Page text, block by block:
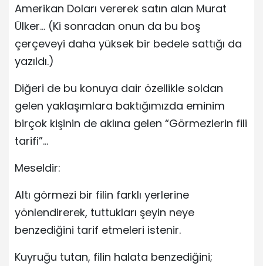
Amerikan Doları vererek satın alan Murat
Ülker… (Ki sonradan onun da bu boş
çerçeveyi daha yüksek bir bedele sattığı da
yazıldı.)
Diğeri de bu konuya dair özellikle soldan
gelen yaklaşımlara baktığımızda eminim
birçok kişinin de aklına gelen “Görmezlerin fili
tarifi”…
Meseldir:
Altı görmezi bir filin farklı yerlerine
yönlendirerek, tuttukları şeyin neye
benzediğini tarif etmeleri istenir.
Kuyruğu tutan, filin halata benzediğini;